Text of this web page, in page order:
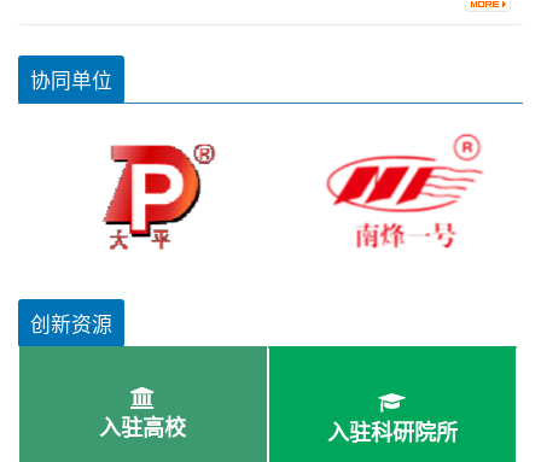
协同单位
创新资源
入驻高校 入驻科研院所